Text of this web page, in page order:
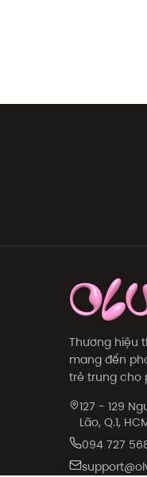
Thương hiệu
mang đến
trẻ trung cho
127 - 129
Lão, Q.1,
094 727